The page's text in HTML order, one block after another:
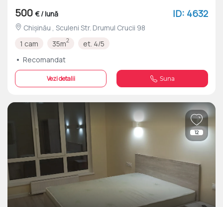
500 € / lună ID: 4632
Chișinău , Sculeni Str. Drumul Crucii 98
1 cam
35m2
et. 4/5
Recomandat
Vezi detalii Suna
12